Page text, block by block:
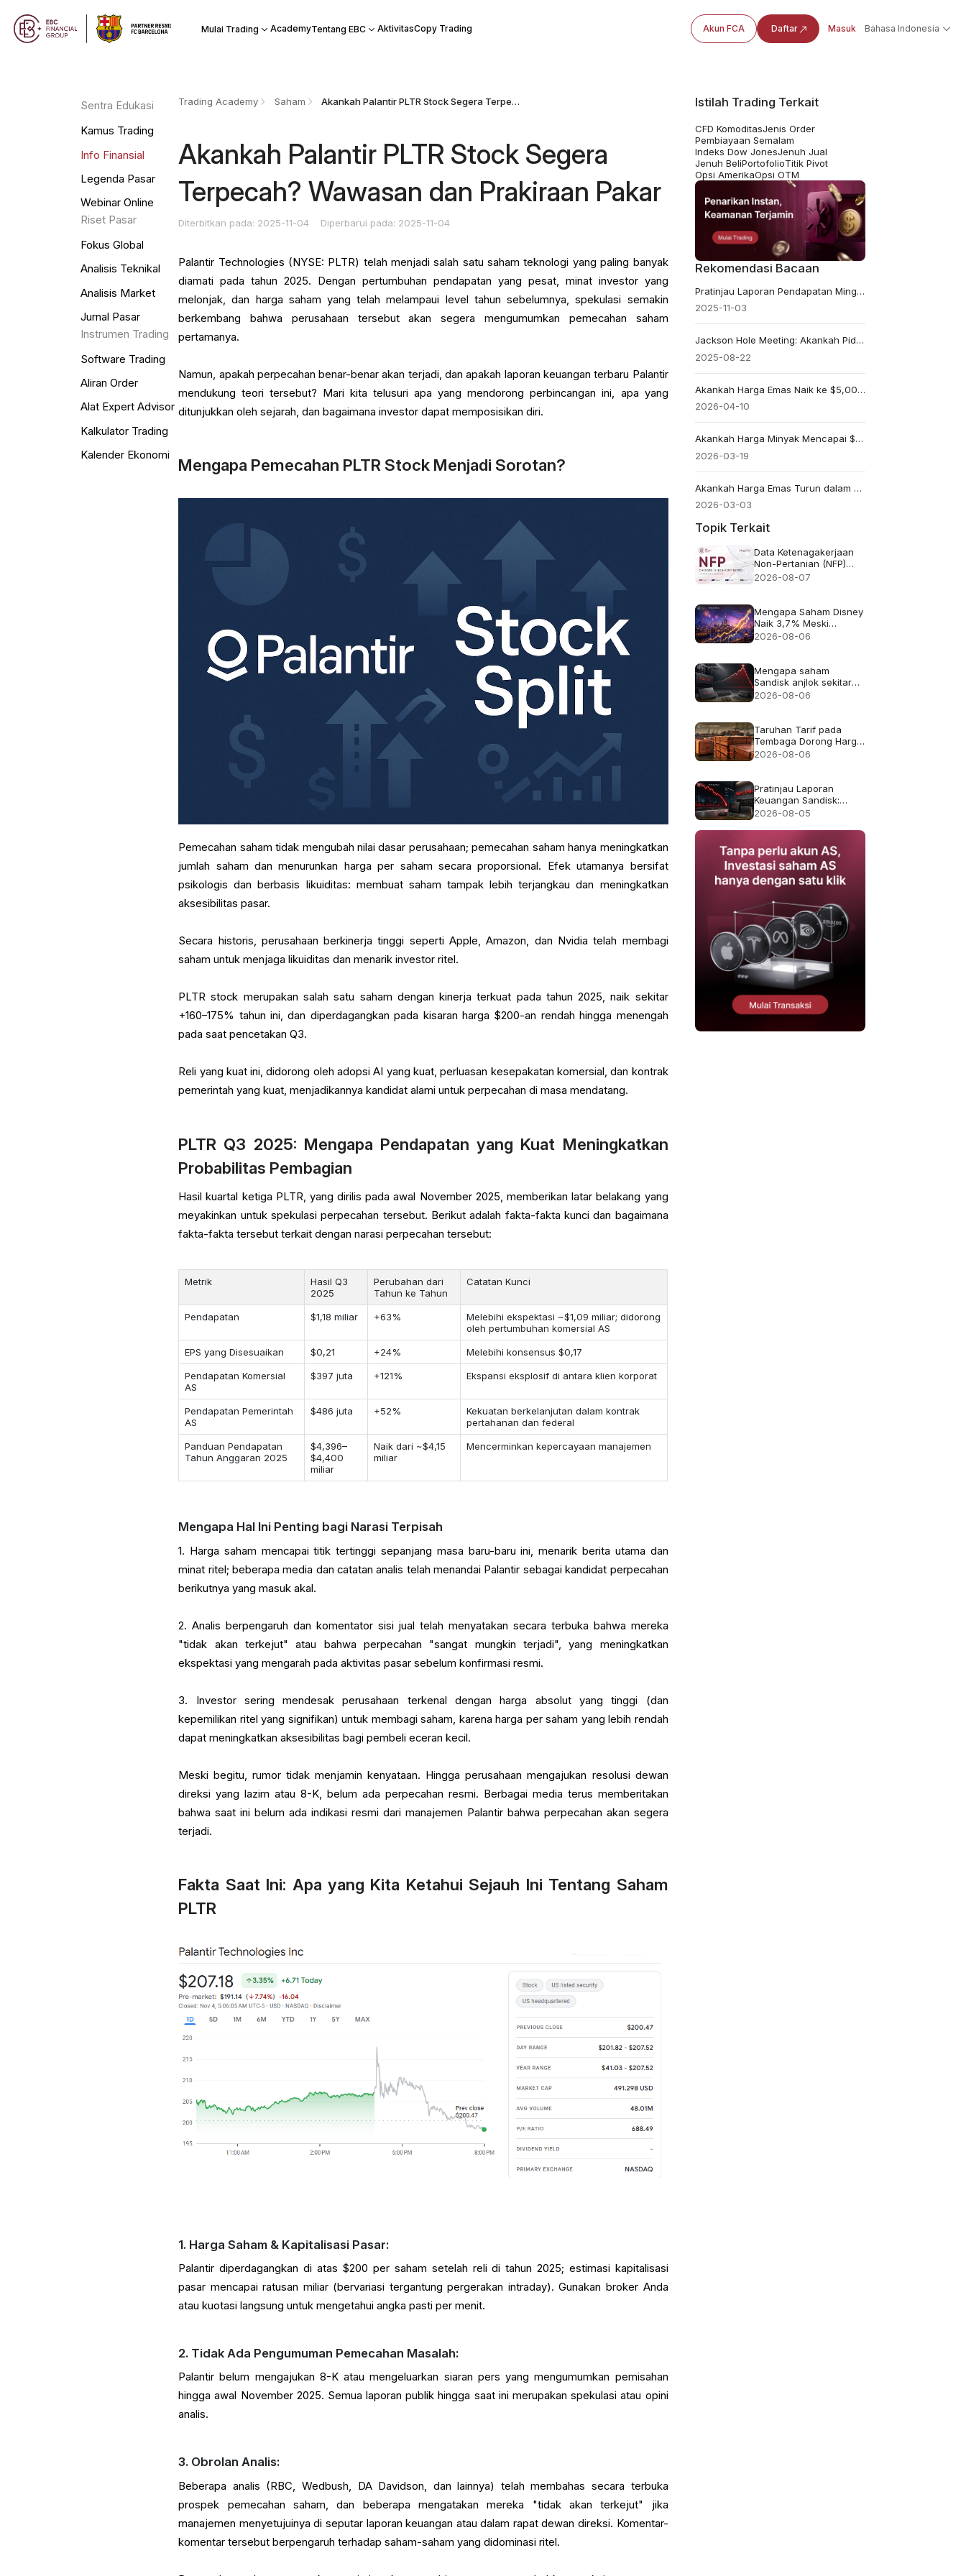
Mulai Trading AcademyTentang EBC AktivitasCopy Trading Akun FCA Daftar Masuk Bahasa Indonesia
Sentra Edukasi
Kamus Trading
Info Finansial
Legenda Pasar
Webinar Online
Riset Pasar
Fokus Global
Analisis Teknikal
Analisis Market
Jurnal Pasar
Instrumen Trading
Software Trading
Aliran Order
Alat Expert Advisor
Kalkulator Trading
Kalender Ekonomi
Trading Academy Saham Akankah Palantir PLTR Stock Segera Terpecah? Wawasan dan Prakiraan Pakar
Akankah Palantir PLTR Stock Segera
Terpecah? Wawasan dan Prakiraan Pakar
Diterbitkan pada: 2025-11-04 Diperbarui pada: 2025-11-04
Palantir Technologies (NYSE: PLTR) telah menjadi salah satu saham teknologi yang paling banyak
diamati pada tahun 2025. Dengan pertumbuhan pendapatan yang pesat, minat investor yang
melonjak, dan harga saham yang telah melampaui level tahun sebelumnya, spekulasi semakin
berkembang bahwa perusahaan tersebut akan segera mengumumkan pemecahan saham
pertamanya.
Namun, apakah perpecahan benar-benar akan terjadi, dan apakah laporan keuangan terbaru Palantir
mendukung teori tersebut? Mari kita telusuri apa yang mendorong perbincangan ini, apa yang
ditunjukkan oleh sejarah, dan bagaimana investor dapat memposisikan diri.
Mengapa Pemecahan PLTR Stock Menjadi Sorotan?
Pemecahan saham tidak mengubah nilai dasar perusahaan; pemecahan saham hanya meningkatkan
jumlah saham dan menurunkan harga per saham secara proporsional. Efek utamanya bersifat
psikologis dan berbasis likuiditas: membuat saham tampak lebih terjangkau dan meningkatkan
aksesibilitas pasar.
Secara historis, perusahaan berkinerja tinggi seperti Apple, Amazon, dan Nvidia telah membagi
saham untuk menjaga likuiditas dan menarik investor ritel.
PLTR stock merupakan salah satu saham dengan kinerja terkuat pada tahun 2025, naik sekitar
+160–175% tahun ini, dan diperdagangkan pada kisaran harga $200-an rendah hingga menengah
pada saat pencetakan Q3.
Reli yang kuat ini, didorong oleh adopsi AI yang kuat, perluasan kesepakatan komersial, dan kontrak
pemerintah yang kuat, menjadikannya kandidat alami untuk perpecahan di masa mendatang.
PLTR Q3 2025: Mengapa Pendapatan yang Kuat Meningkatkan
Probabilitas Pembagian
Hasil kuartal ketiga PLTR, yang dirilis pada awal November 2025, memberikan latar belakang yang
meyakinkan untuk spekulasi perpecahan tersebut. Berikut adalah fakta-fakta kunci dan bagaimana
fakta-fakta tersebut terkait dengan narasi perpecahan tersebut:
Metrik
Hasil Q3
2025
Perubahan dari
Tahun ke Tahun
Catatan Kunci
Pendapatan $1,18 miliar +63%
Melebihi ekspektasi ~$1,09 miliar; didorong
oleh pertumbuhan komersial AS
EPS yang Disesuaikan $0,21 +24% Melebihi konsensus $0,17
Pendapatan Komersial
AS
$397 juta +121% Ekspansi eksplosif di antara klien korporat
Pendapatan Pemerintah
AS
$486 juta +52%
Kekuatan berkelanjutan dalam kontrak
pertahanan dan federal
Panduan Pendapatan
Tahun Anggaran 2025
$4,396–
$4,400
miliar
Naik dari ~$4,15
miliar
Mencerminkan kepercayaan manajemen
Mengapa Hal Ini Penting bagi Narasi Terpisah
1. Harga saham mencapai titik tertinggi sepanjang masa baru-baru ini, menarik berita utama dan
minat ritel; beberapa media dan catatan analis telah menandai Palantir sebagai kandidat perpecahan
berikutnya yang masuk akal.
2. Analis berpengaruh dan komentator sisi jual telah menyatakan secara terbuka bahwa mereka
"tidak akan terkejut" atau bahwa perpecahan "sangat mungkin terjadi", yang meningkatkan
ekspektasi yang mengarah pada aktivitas pasar sebelum konfirmasi resmi.
3. Investor sering mendesak perusahaan terkenal dengan harga absolut yang tinggi (dan
kepemilikan ritel yang signifikan) untuk membagi saham, karena harga per saham yang lebih rendah
dapat meningkatkan aksesibilitas bagi pembeli eceran kecil.
Meski begitu, rumor tidak menjamin kenyataan. Hingga perusahaan mengajukan resolusi dewan
direksi yang lazim atau 8-K, belum ada perpecahan resmi. Berbagai media terus memberitakan
bahwa saat ini belum ada indikasi resmi dari manajemen Palantir bahwa perpecahan akan segera
terjadi.
Fakta Saat Ini: Apa yang Kita Ketahui Sejauh Ini Tentang Saham
PLTR
1. Harga Saham & Kapitalisasi Pasar:
Palantir diperdagangkan di atas $200 per saham setelah reli di tahun 2025; estimasi kapitalisasi
pasar mencapai ratusan miliar (bervariasi tergantung pergerakan intraday). Gunakan broker Anda
atau kuotasi langsung untuk mengetahui angka pasti per menit.
2. Tidak Ada Pengumuman Pemecahan Masalah:
Palantir belum mengajukan 8-K atau mengeluarkan siaran pers yang mengumumkan pemisahan
hingga awal November 2025. Semua laporan publik hingga saat ini merupakan spekulasi atau opini
analis.
3. Obrolan Analis:
Beberapa analis (RBC, Wedbush, DA Davidson, dan lainnya) telah membahas secara terbuka
prospek pemecahan saham, dan beberapa mengatakan mereka "tidak akan terkejut" jika
manajemen menyetujuinya di seputar laporan keuangan atau dalam rapat dewan direksi. Komentar-
komentar tersebut berpengaruh terhadap saham-saham yang didominasi ritel.
Istilah Trading Terkait
CFD KomoditasJenis Order
Pembiayaan Semalam
Indeks Dow JonesJenuh Jual
Jenuh BeliPortofolioTitik Pivot
Opsi AmerikaOpsi OTM
Rekomendasi Bacaan
Pratinjau Laporan Pendapatan Minggu Ini: PLTR, AMD, SMCI, dan Lainnya
2025-11-03
Jackson Hole Meeting: Akankah Pidato Powell Menggerakkan Saham & Valuta Asing?
2025-08-22
Akankah Harga Emas Naik ke $5,000? Mengapa Merebut Kembali $4,800 Sangat Kritis
2026-04-10
Akankah Harga Minyak Mencapai $200 seperti Diprediksi Iran? Yang Perlu Diwaspadai
2026-03-19
Akankah Harga Emas Turun dalam Beberapa Hari Mendatang? Prospek Maret 2026
2026-03-03
Topik Terkait
Data Ketenagakerjaan
Non-Pertanian (NFP)
untuk Juli 2026 -
2026-08-07
Mengapa Saham Disney
Naik 3,7% Meski
Pendapatan Meleset
2026-08-06
Mengapa saham
Sandisk anjlok sekitar
13% meskipun
2026-08-06
Taruhan Tarif pada
Tembaga Dorong Harga
Tembaga ke Rekor
2026-08-06
Pratinjau Laporan
Keuangan Sandisk:
Apakah Pertumbuhan
pada Juli?
2026-08-05